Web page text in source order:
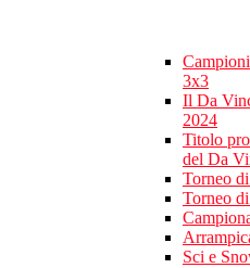
3x3
Il Da
2024
Titolo
del Da
Torneo
Torneo
Sci e